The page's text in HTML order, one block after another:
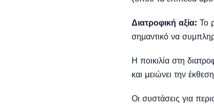
Διατροφική αξία: Το
σημαντικό να
Η ποικιλία στη
και μειώνει την
Οι συστάσεις για